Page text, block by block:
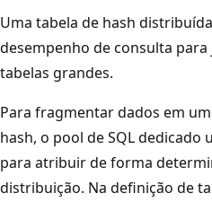
Uma tabela de hash
desempenho de consulta
tabelas grandes.
Para fragmentar dados em
hash, o pool de SQL dedicado
para atribuir de forma
distribuição. Na definição de